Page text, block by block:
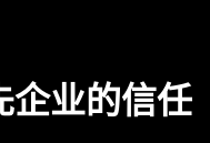
企业的信任